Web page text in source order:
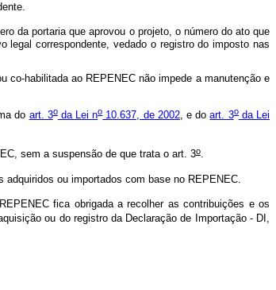
da portaria que aprovou o projeto, o número do ato que
legal correspondente, vedado o registro do imposto nas
habilitada ao REPENEC não impede a manutenção e
do art. 3oda Lei no10.637, de 2002, e doart. 3oda Lei
sem a suspensão de que trata o art. 3o.
adquiridos ou importados com base no REPENEC.
fica obrigada a recolher as contribuições e os
ou do registro da Declaração de Importação - DI,